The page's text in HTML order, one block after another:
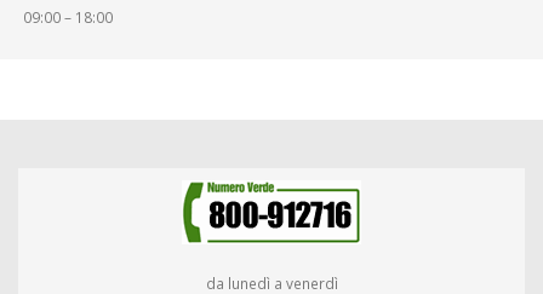
09:00 – 18:00
da lunedì a venerdì